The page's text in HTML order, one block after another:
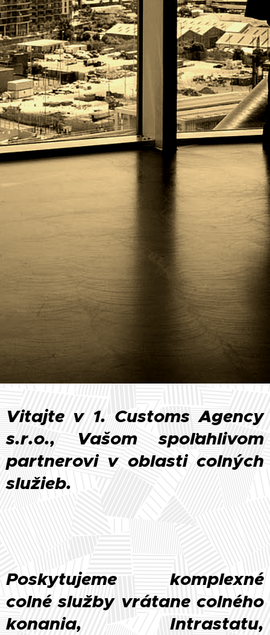
Vitajte v 1. Customs Agency
s.r.o., Vašom spoľahlivom
partnerovi v oblasti colných
služieb.
Poskytujeme komplexné
colné služby vrátane colného
konania, Intrastatu,